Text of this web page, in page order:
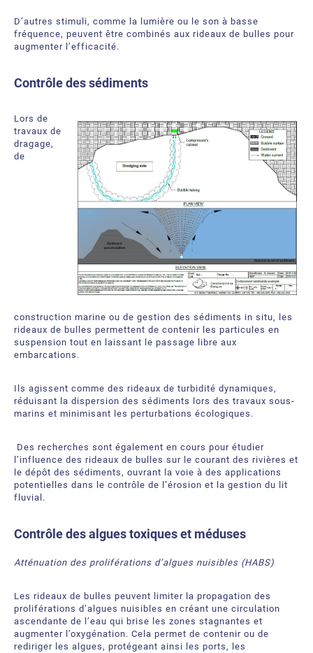
D’autres stimuli, comme la lumière ou le son à basse
fréquence, peuvent être combinés aux rideaux de bulles pour
augmenter l’efficacité.
Contrôle des sédiments
Lors de
travaux de
dragage,
de
construction marine ou de gestion des sédiments in situ, les
rideaux de bulles permettent de contenir les particules en
suspension tout en laissant le passage libre aux
embarcations.
Ils agissent comme des rideaux de turbidité dynamiques,
réduisant la dispersion des sédiments lors des travaux sous-
marins et minimisant les perturbations écologiques.
Des recherches sont également en cours pour étudier
l’influence des rideaux de bulles sur le courant des rivières et
le dépôt des sédiments, ouvrant la voie à des applications
potentielles dans le contrôle de l’érosion et la gestion du lit
fluvial.
Contrôle desalgues toxiques et méduses
Atténuation des proliférations d’algues nuisibles (HABS)
Les rideaux de bulles peuvent limiter la propagation des
proliférations d’algues nuisibles en créant une circulation
ascendante de l’eau qui brise les zones stagnantes et
augmenter l’oxygénation. Cela permet de contenir ou de
rediriger les algues, protégeant ainsi les ports, les